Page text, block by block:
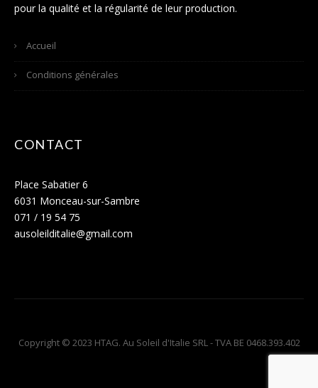
pour la qualité et la régularité de leur production.
Accueil
Conditions générales
CONTACT
Place Sabatier 6
6031 Monceau-sur-Sambre
071 / 19 54 75
ausoleilditalie@gmail.com
Copyright © 2023 HTAG. Au Soleil d'Italie SRL - TVA BE 0468.393.402